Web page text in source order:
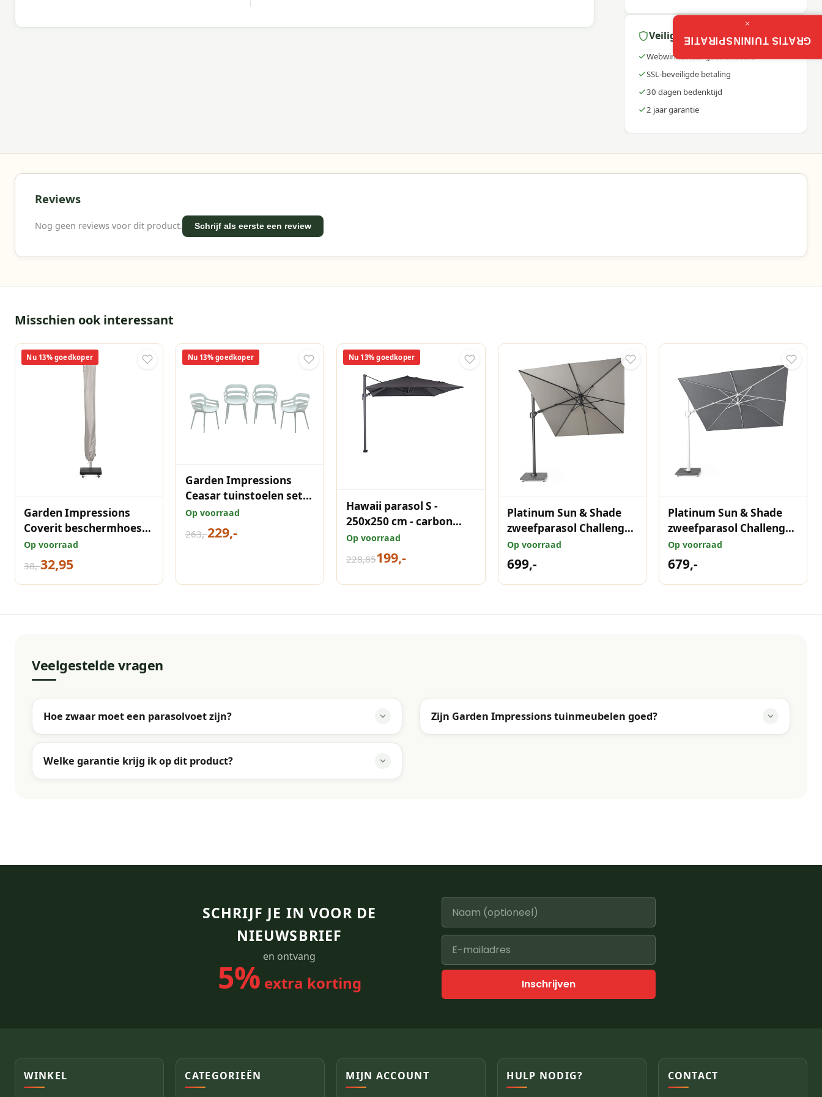
Veilig winkelen
WebwinkelKeur gecertificeerd
SSL-beveiligde betaling
30 dagen bedenktijd
2 jaar garantie
Reviews
Nog geen reviews voor dit product. Schrijf als eerste een review
Misschien ook interessant
Nu 13% goedkoper
Garden Impressions
Coverit beschermhoes
parasol 240x30/40 cm
taupe
Op voorraad
38,-32,95
Nu 13% goedkoper
Garden Impressions
Ceasar tuinstoelen set
van 4 olijf
Op voorraad
263,-229,-
Nu 13% goedkoper
Hawaii parasol S -
250x250 cm - carbon
black - zwart
Op voorraad
228,85199,-
Platinum Sun & Shade
zweefparasol Challenger
T² premium 350x260
Manhattan
Op voorraad
699,-
Platinum Sun & Shade
zweefparasol Challenger
T² premium 300x300
Manhattan
Op voorraad
679,-
Veelgestelde vragen
Hoe zwaar moet een parasolvoet zijn? Zijn Garden Impressions tuinmeubelen goed?
Welke garantie krijg ik op dit product?
SCHRIJF JE IN VOOR DE
NIEUWSBRIEF
en ontvang
5% extra korting Inschrijven
WINKEL CATEGORIEËN MIJN ACCOUNT HULP NODIG? CONTACT
GRATIS TUININSPIRATIE
×